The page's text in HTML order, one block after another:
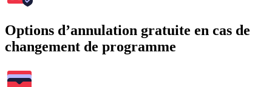
Options d’annulation gratuite en cas de
changement de programme